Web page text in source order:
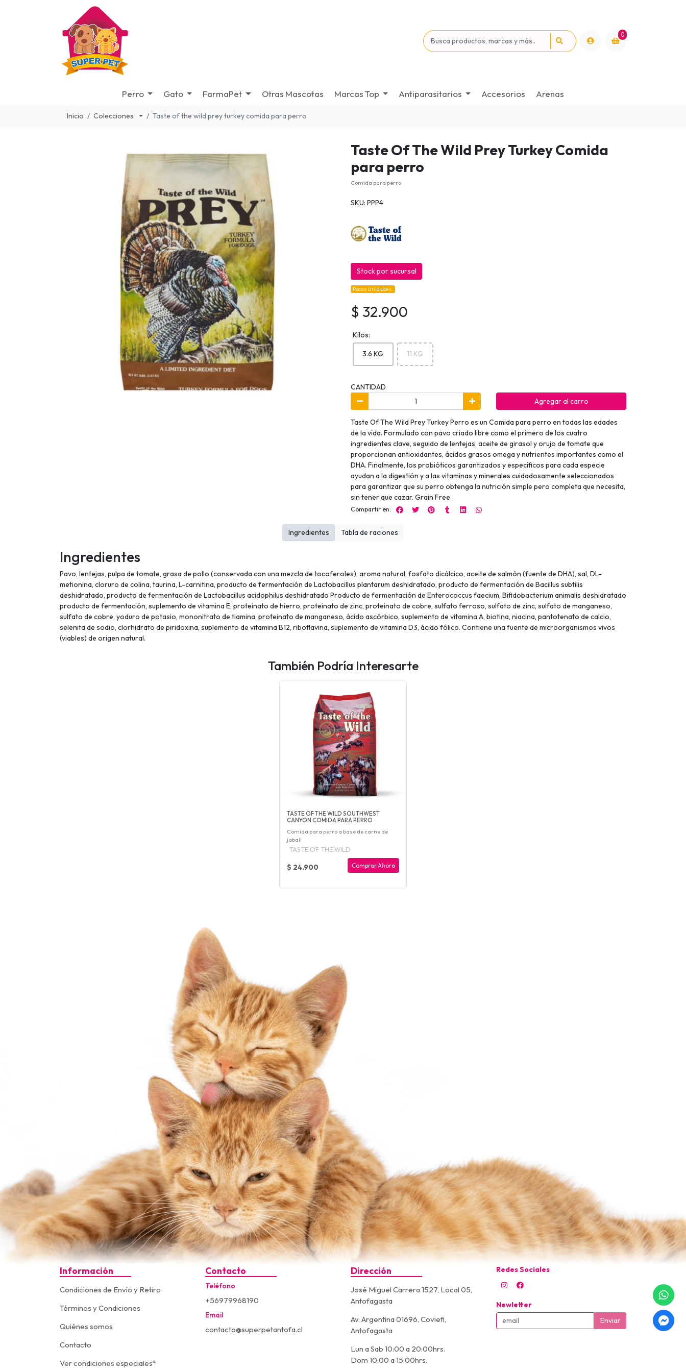
0
Perro Gato FarmaPet Otras Mascotas Marcas Top Antiparasitarios Accesorios Arenas
Inicio Colecciones Taste of the wild prey turkey comida para perro
Taste Of The Wild Prey Turkey Comida
para perro
Comida para perro
SKU: PPP4
Stock por sucursal
Pocas Unidades.
$ 32.900
Kilos:
3.6 KG 11 KG
CANTIDAD
Agregar al carro
Taste Of The Wild Prey Turkey Perro es un Comida para perro en todas las edades
de la vida. Formulado con pavo criado libre como el primero de los cuatro
ingredientes clave, seguido de lentejas, aceite de girasol y orujo de tomate que
proporcionan antioxidantes, ácidos grasos omega y nutrientes importantes como el
DHA. Finalmente, los probióticos garantizados y específicos para cada especie
ayudan a la digestión y a las vitaminas y minerales cuidadosamente seleccionados
para garantizar que su perro obtenga la nutrición simple pero completa que necesita,
sin tener que cazar. Grain Free.
Compartir en:
Ingredientes
Pavo, lentejas, pulpa de tomate, grasa de pollo (conservada con una mezcla de tocoferoles), aroma natural, fosfato dicálcico, aceite de salmón (fuente de DHA), sal, DL-
metionina, cloruro de colina, taurina, L-carnitina, producto de fermentación de Lactobacillus plantarum deshidratado, producto de fermentación de Bacillus subtilis
deshidratado, producto de fermentación de Lactobacillus acidophilus deshidratado Producto de fermentación de Enterococcus faecium, Bifidobacterium animalis deshidratado
producto de fermentación, suplemento de vitamina E, proteinato de hierro, proteinato de zinc, proteinato de cobre, sulfato ferroso, sulfato de zinc, sulfato de manganeso,
sulfato de cobre, yoduro de potasio, mononitrato de tiamina, proteinato de manganeso, ácido ascórbico, suplemento de vitamina A, biotina, niacina, pantotenato de calcio,
selenita de sodio, clorhidrato de piridoxina, suplemento de vitamina B12, riboflavina, suplemento de vitamina D3, ácido fólico. Contiene una fuente de microorganismos vivos
(viables) de origen natural.
Ingredientes Tabla de raciones
También Podría Interesarte
TASTE OF THE WILD SOUTHWEST
CANYON COMIDA PARA PERRO
Comida para perro a base de carne de
jabalí
TASTE OF THE WILD
$ 24.900 Comprar Ahora
Información
Condiciones de Envío y Retiro
Términos y Condiciones
Quiénes somos
Contacto
Ver condiciones especiales*
Contacto
Teléfono
+56979968190
Email
contacto@superpetantofa.cl
Dirección
José Miguel Carrera 1527, Local 05,
Antofagasta
Av. Argentina 01696, Coviefi,
Antofagasta
Lun a Sab 10:00 a 20:00hrs.
Dom 10:00 a 15:00hrs.
Redes Sociales
Newletter
Enviar